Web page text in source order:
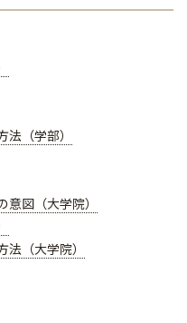
（学部）
図（大学院）
（大学院）